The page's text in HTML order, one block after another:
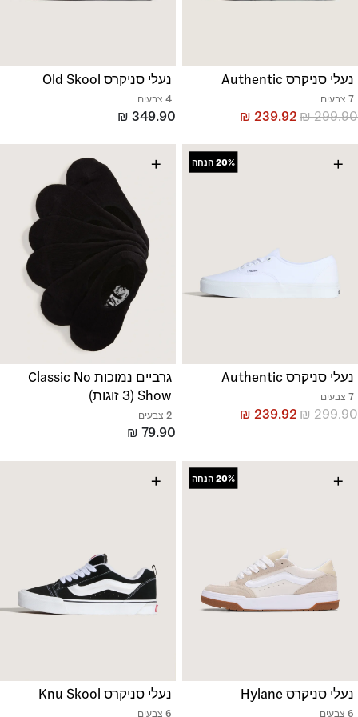
נעלי סניקרס Authentic
7 צבעים
₪299.90
₪ 239.92
נעלי סניקרס Old Skool
4 צבעים
₪ 349.90
+
20% הנחה
נעלי סניקרס Authentic
7 צבעים
₪299.90
₪ 239.92
+
גרביים נמוכות Classic No
Show (3 זוגות)
2 צבעים
₪ 79.90
+
20% הנחה
נעלי סניקרס Hylane
6 צבעים
+
נעלי סניקרס Knu Skool
6 צבעים